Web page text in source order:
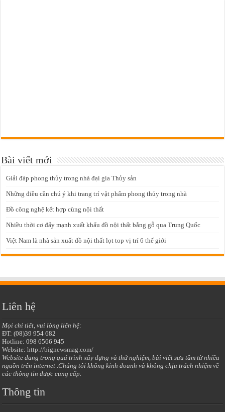
Bài viết mới
Giải đáp phong thủy trong nhà đại gia Thủy sản
Những điều cần chú ý khi trang trí vật phẩm phong thủy trong nhà
Đồ công nghệ kết hợp cùng nội thất
Nhiều thời cơ đẩy mạnh xuất khẩu đồ nội thất bằng gỗ qua Trung Quốc
Việt Nam là nhà sản xuất đồ nội thất lọt top vị trí 6 thế giới
Liên hệ
Mọi chi tiết, vui lòng liên hệ:
ĐT: (08)39 954 682
Hotline: 098 6566 945
Website:http://bignewsmag.com/
Website đang trong quá trình xây dựng và thử nghiệm, bài viết sưu tầm từ nhiều
nguồn trên internet .Chúng tôi không kinh doanh và không chịu trách nhiệm về
các thông tin được cung cấp.
Thông tin